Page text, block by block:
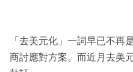
閱
專
「去美元化」一詞早已不再
商討應對方案。而近月去美